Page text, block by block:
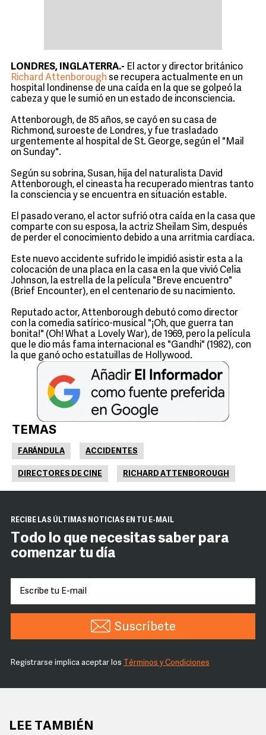
LONDRES, INGLATERRA.- El actor y director británico
Richard Attenborough se recupera actualmente en un
hospital londinense de una caída en la que se golpeó la
cabeza y que le sumió en un estado de inconsciencia.
Attenborough, de 85 años, se cayó en su casa de
Richmond, suroeste de Londres, y fue trasladado
urgentemente al hospital de St. George, según el "Mail
on Sunday".
Según su sobrina, Susan, hija del naturalista David
Attenborough, el cineasta ha recuperado mientras tanto
la consciencia y se encuentra en situación estable.
El pasado verano, el actor sufrió otra caída en la casa que
comparte con su esposa, la actriz Sheilam Sim, después
de perder el conocimiento debido a una arritmia cardíaca.
Este nuevo accidente sufrido le impidió asistir esta a la
colocación de una placa en la casa en la que vivió Celia
Johnson, la estrella de la película "Breve encuentro"
(Brief Encounter), en el centenario de su nacimiento.
Reputado actor, Attenborough debutó como director
con la comedia satírico-musical "¡Oh, que guerra tan
bonita!" (Oh! What a Lovely War), de 1969, pero la película
que le dio más fama internacional es "Gandhi" (1982), con
la que ganó ocho estatuillas de Hollywood.
TEMAS
FARÁNDULA ACCIDENTES
DIRECTORES DE CINE RICHARD ATTENBOROUGH
RECIBE LAS ÚLTIMAS NOTICIAS EN TU E-MAIL
Todo lo que necesitas saber para
comenzar tu día
Suscríbete
Registrarse implica aceptar los Términos y Condiciones
LEE TAMBIÉN